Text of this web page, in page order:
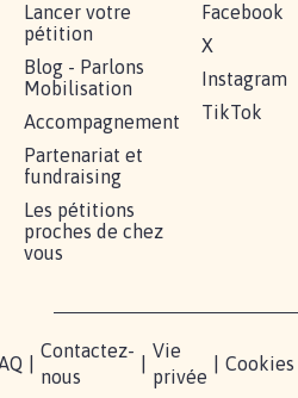
Lancer votre
pétition
Blog - Parlons
Mobilisation
Accompagnement
Partenariat et
fundraising
Les pétitions
proches de chez
vous
Facebook
X
Instagram
TikTok
Contactez-
nous
Vie
privée
Cookies